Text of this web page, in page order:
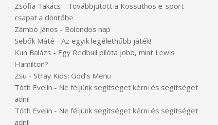
Zsófia Takács - Továbbjutott a Kossuthos e-sport
csapat a döntőbe
Zámbó János - Bolondos nap
Sebők Máté - Az egyik legélethűbb játék!
Kun Balázs - Egy Redbull pilóta jobb, mint Lewis
Hamilton?
Zsu - Stray Kids: God’s Menu
Tóth Evelin - Ne féljünk segítséget kérni és segítséget
adni!
Tóth Evelin - Ne féljünk segítséget kérni és segítséget
adni!